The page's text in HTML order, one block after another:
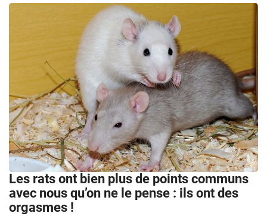
Les rats ont bien plus de points communs
avec nous qu’on ne le pense : ils ont des
orgasmes !